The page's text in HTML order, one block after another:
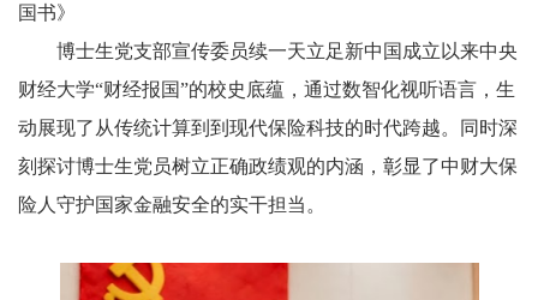
国书》
博士生党支部宣传委员续一天立足新中国成立以来中央
财经大学“财经报国”的校史底蕴，通过数智化视听语言，生
动展现了从传统计算到到现代保险科技的时代跨越。同时深
刻探讨博士生党员树立正确政绩观的内涵，彰显了中财大保
险人守护国家金融安全的实干担当。